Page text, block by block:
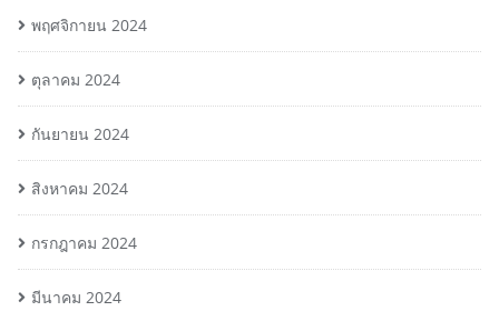
พฤศจิกายน 2024
ตุลาคม 2024
กันยายน 2024
สิงหาคม 2024
กรกฎาคม 2024
มีนาคม 2024